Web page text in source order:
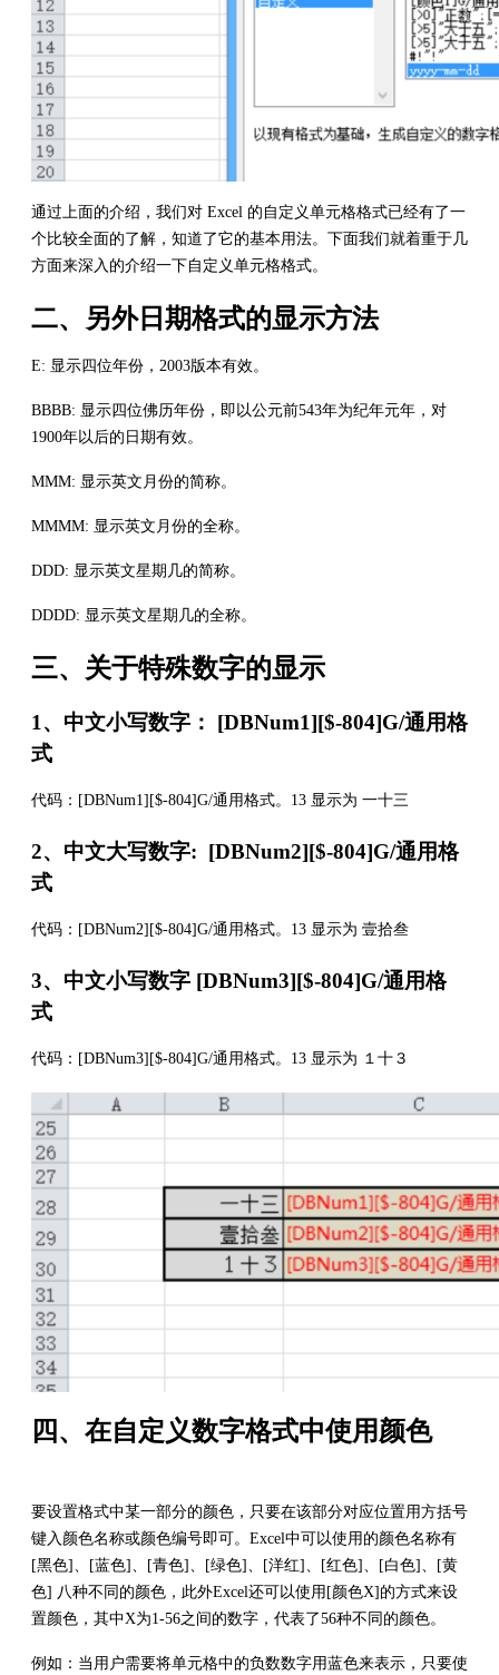
通过上面的介绍，我们对 Excel 的自定义单元格格式已经有了一
个比较全面的了解，知道了它的基本用法。下面我们就着重于几
方面来深入的介绍一下自定义单元格格式。
二、另外日期格式的显示方法
E: 显示四位年份，2003版本有效。
BBBB: 显示四位佛历年份，即以公元前543年为纪年元年，对
1900年以后的日期有效。
MMM: 显示英文月份的简称。
MMMM: 显示英文月份的全称。
DDD: 显示英文星期几的简称。
DDDD: 显示英文星期几的全称。
三、关于特殊数字的显示
1、中文小写数字： [DBNum1][$-804]G/通用格
式
代码：[DBNum1][$-804]G/通用格式。13 显示为 一十三
2、中文大写数字: [DBNum2][$-804]G/通用格
式
代码：[DBNum2][$-804]G/通用格式。13 显示为 壹拾叁
3、中文小写数字 [DBNum3][$-804]G/通用格
式
代码：[DBNum3][$-804]G/通用格式。13 显示为 １十３
四、在自定义数字格式中使用颜色
要设置格式中某一部分的颜色，只要在该部分对应位置用方括号
键入颜色名称或颜色编号即可。Excel中可以使用的颜色名称有
[黑色]、[蓝色]、[青色]、[绿色]、[洋红]、[红色]、[白色]、[黄
色] 八种不同的颜色，此外Excel还可以使用[颜色X]的方式来设
置颜色，其中X为1-56之间的数字，代表了56种不同的颜色。
例如：当用户需要将单元格中的负数数字用蓝色来表示，只要使